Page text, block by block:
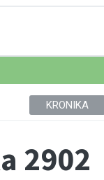
KRONIKA
2902